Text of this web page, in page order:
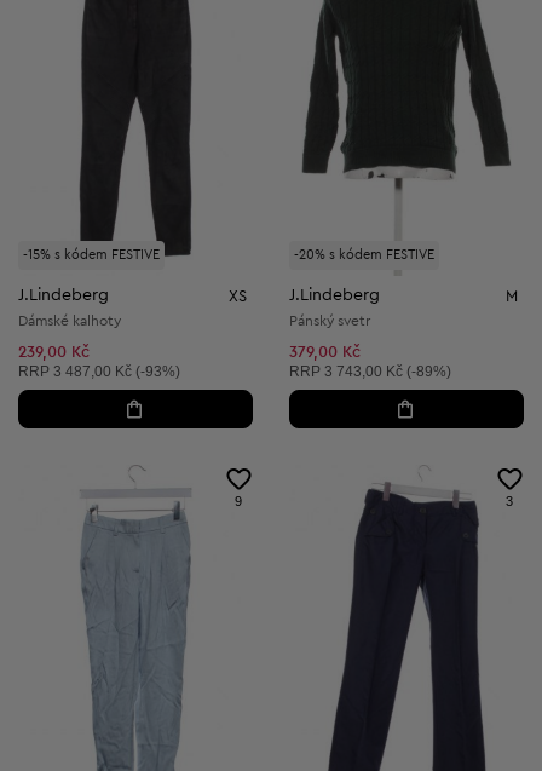
-15% s kódem FESTIVE
J.Lindeberg XS
Dámské kalhoty
239,00 Kč
Doporučená cena:
RRP 3 487,00 Kč (-93%)
-20% s kódem FESTIVE
J.Lindeberg M
Pánský svetr
379,00 Kč
Doporučená cena:
RRP 3 743,00 Kč (-89%)
9 3